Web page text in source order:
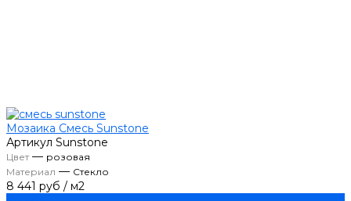
Мозаика Смесь Sunstone
Артикул Sunstone
Цвет— розовая
Материал — Стекло
8 441 руб / м2